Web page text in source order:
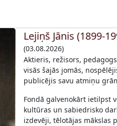
Lejiņš Jānis (1899-
(03.08.2026)
Aktieris, režisors,
visās šajās jomās,
publicējis savu atmiņu
Fondā galvenokārt ietilpst
kultūras un sabiedrisko
izdevēji, tēlotājas mākslas